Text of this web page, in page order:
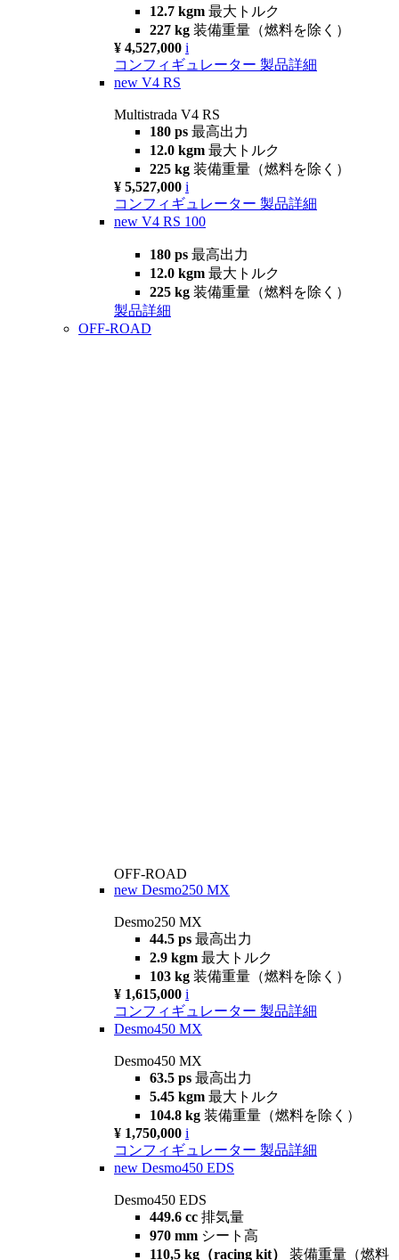
12.7 kgm 最大トルク
227 kg 装備重量（燃料を除く）
¥ 4,527,000 i
コンフィギュレーター 製品詳細
new V4 RS
Multistrada V4 RS
180 ps 最高出力
12.0 kgm 最大トルク
225 kg 装備重量（燃料を除く）
¥ 5,527,000 i
コンフィギュレーター 製品詳細
new V4 RS 100
180 ps 最高出力
12.0 kgm 最大トルク
225 kg 装備重量（燃料を除く）
製品詳細
OFF-ROAD
OFF-ROAD
new Desmo250 MX
Desmo250 MX
44.5 ps 最高出力
2.9 kgm 最大トルク
103 kg 装備重量（燃料を除く）
¥ 1,615,000 i
コンフィギュレーター 製品詳細
Desmo450 MX
Desmo450 MX
63.5 ps 最高出力
5.45 kgm 最大トルク
104.8 kg 装備重量（燃料を除く）
¥ 1,750,000 i
コンフィギュレーター 製品詳細
new Desmo450 EDS
Desmo450 EDS
449.6 cc 排気量
970 mm シート高
110,5 kg（racing kit） 装備重量（燃料